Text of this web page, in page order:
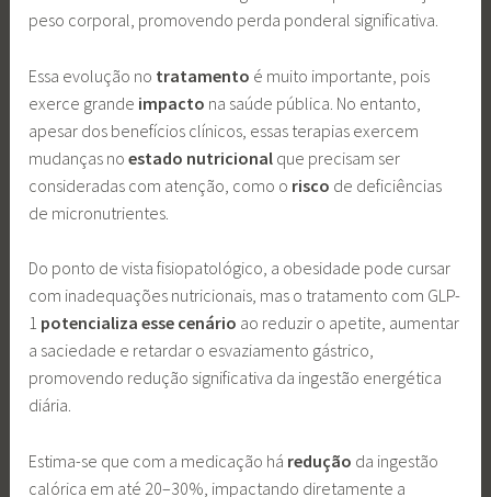
peso corporal, promovendo perda ponderal significativa.
Essa evolução no tratamento é muito importante, pois
exerce grande impacto na saúde pública. No entanto,
apesar dos benefícios clínicos, essas terapias exercem
mudanças noestado nutricional que precisam ser
consideradas com atenção, como o risco de deficiências
de micronutrientes.
Do ponto de vista fisiopatológico, a obesidade pode cursar
com inadequações nutricionais, mas o tratamento com GLP-
1 potencializa esse cenário ao reduzir o apetite, aumentar
a saciedade e retardar o esvaziamento gástrico,
promovendo redução significativa da ingestão energética
diária.
Estima-se que com a medicação há redução da ingestão
calórica em até 20–30%, impactando diretamente a